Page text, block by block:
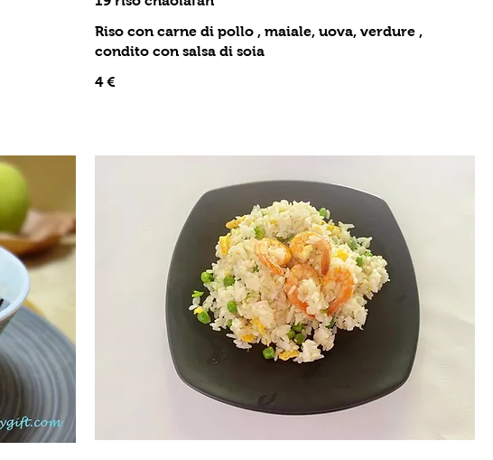
Riso con carne di pollo , maiale, uova, verdure ,
condito con salsa di soia
4 €